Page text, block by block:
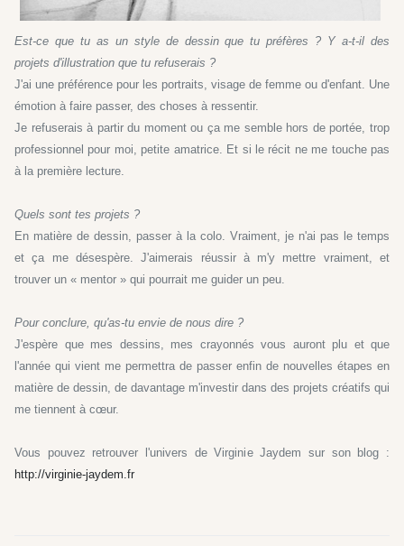
Est-ce que tu as un style de dessin que tu préfères ? Y a-t-il des
projets d'illustration que tu refuserais ?
J'ai une préférence pour les portraits, visage de femme ou d'enfant. Une
émotion à faire passer, des choses à ressentir.
Je refuserais à partir du moment ou ça me semble hors de portée, trop
professionnel pour moi, petite amatrice. Et si le récit ne me touche pas
à la première lecture.
Quels sont tes projets ?
En matière de dessin, passer à la colo. Vraiment, je n'ai pas le temps
et ça me désespère. J'aimerais réussir à m'y mettre vraiment, et
trouver un « mentor » qui pourrait me guider un peu.
Pour conclure, qu'as-tu envie de nous dire ?
J'espère que mes dessins, mes crayonnés vous auront plu et que
l'année qui vient me permettra de passer enfin de nouvelles étapes en
matière de dessin, de davantage m'investir dans des projets créatifs qui
me tiennent à cœur.
Vous pouvez retrouver l'univers de Virginie Jaydem sur son blog :
http://virginie-jaydem.fr